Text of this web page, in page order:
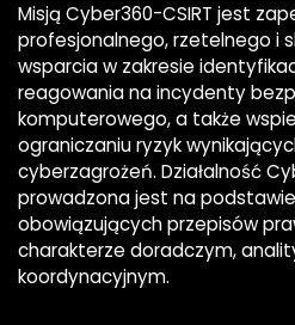
Misją Cyber360-CSIRT jest
profesjonalnego, rzetelnego i
wsparcia w zakresie
reagowania na incydenty
komputerowego, a także
ograniczaniu ryzyk
cyberzagrożeń. Działalność
prowadzona jest na
obowiązujących przepisów
charakterze doradczym,
koordynacyjnym.